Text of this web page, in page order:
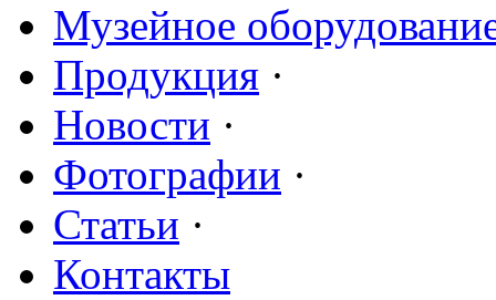
Музейное
Продукция ·
Новости ·
Фотографии ·
Статьи ·
Контакты